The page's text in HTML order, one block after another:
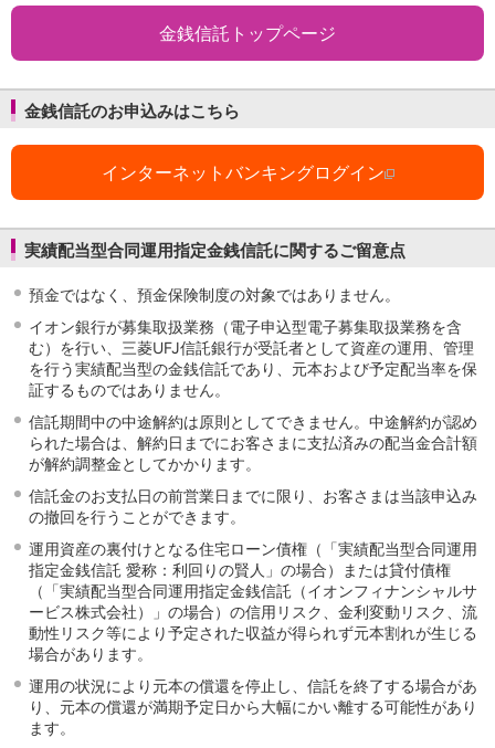
金銭信託トップページ
金銭信託のお申込みはこちら
インターネットバンキングログイン
実績配当型合同運用指定金銭信託に関するご留意点
預金ではなく、預金保険制度の対象ではありません。
イオン銀行が募集取扱業務（電子申込型電子募集取扱業務を含
む）を行い、三菱UFJ信託銀行が受託者として資産の運用、管理
を行う実績配当型の金銭信託であり、元本および予定配当率を保
証するものではありません。
信託期間中の中途解約は原則としてできません。中途解約が認め
られた場合は、解約日までにお客さまに支払済みの配当金合計額
が解約調整金としてかかります。
信託金のお支払日の前営業日までに限り、お客さまは当該申込み
の撤回を行うことができます。
運用資産の裏付けとなる住宅ローン債権（「実績配当型合同運用
指定金銭信託 愛称：利回りの賢人」の場合）または貸付債権
（「実績配当型合同運用指定金銭信託（イオンフィナンシャルサ
ービス株式会社）」の場合）の信用リスク、金利変動リスク、流
動性リスク等により予定された収益が得られず元本割れが生じる
場合があります。
運用の状況により元本の償還を停止し、信託を終了する場合があ
り、元本の償還が満期予定日から大幅にかい離する可能性があり
ます。